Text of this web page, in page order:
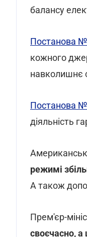
балансу
Постанова
кожного
навколишнє
Постанова
діяльність
режимі
А також
Прем'єр-
своєчасно, а